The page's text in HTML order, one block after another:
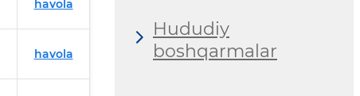
havola
havola
Hududiy
boshqarmalar